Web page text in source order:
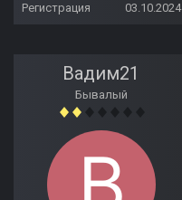
Регистрация
03.10.2024
Вадим21
Бывалый